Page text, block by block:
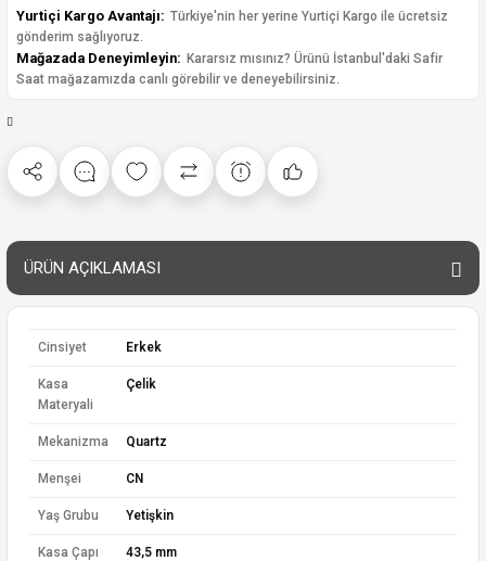
Yurtiçi Kargo Avantajı: Türkiye'nin her yerine Yurtiçi Kargo ile ücretsiz
gönderim sağlıyoruz.
Mağazada Deneyimleyin: Kararsız mısınız? Ürünü İstanbul'daki Safir
Saat mağazamızda canlı görebilir ve deneyebilirsiniz.
ÜRÜN AÇIKLAMASI
Cinsiyet Erkek
Kasa
Materyali
Çelik
Mekanizma Quartz
Menşei CN
Yaş Grubu Yetişkin
Kasa Çapı 43,5 mm